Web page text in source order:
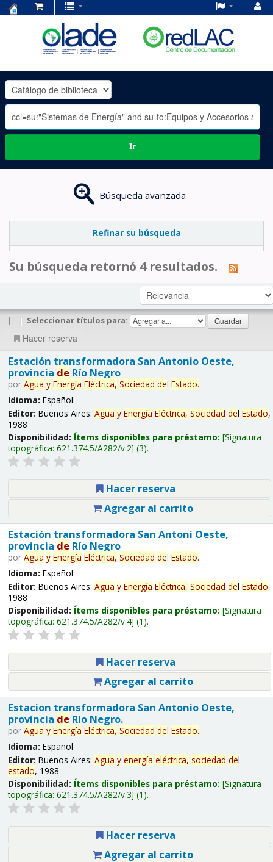
OLADE
-
Ir
Búsqueda avanzada
Refinar su búsqueda
Su búsqueda retornó 4 resultados.
| | Seleccionar títulos para:
Hacer reserva
Estación transformadora San Antonio Oeste,
provincia deRío Negro
por Agua y Energía Eléctrica, Sociedad del Estado.
Idioma: Español
Editor: Buenos Aires: Agua y Energía Eléctrica, Sociedad del Estado,
1988
Disponibilidad: Ítems disponibles para préstamo: Signatura
topográfica: 621.374.5/A282/v.2 (3).
Hacer reserva
Agregar al carrito
Estación transformadora San Antoni Oeste,
provincia deRío Negro
por Agua y Energía Eléctrica, Sociedad del Estado.
Idioma: Español
Editor: Buenos Aires: Agua y Energía Eléctrica, Sociedad del Estado,
1988
Disponibilidad: Ítems disponibles para préstamo: Signatura
topográfica: 621.374.5/A282/v.4 (1).
Hacer reserva
Agregar al carrito
Estacion transformadora San Antonio Oeste,
provincia deRío Negro.
por Agua y Energía Eléctrica, Sociedad del Estado.
Idioma: Español
Editor: Buenos Aires: Agua y energía eléctrica, sociedad del
estado, 1988
Disponibilidad: Ítems disponibles para préstamo: Signatura
topográfica: 621.374.5/A282/v.3 (1).
Hacer reserva
Agregar al carrito